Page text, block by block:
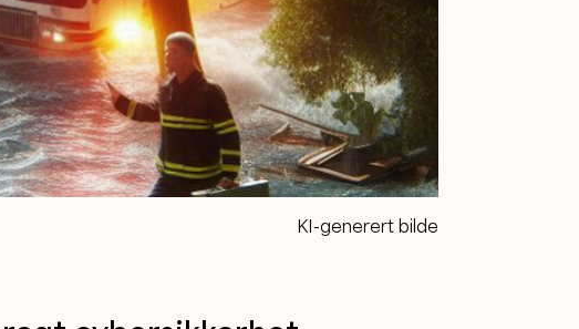
KI-generert bilde